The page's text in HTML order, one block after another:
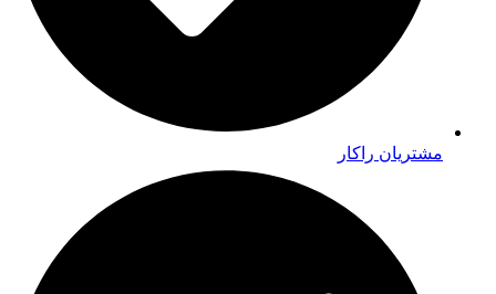
مشتریان راکار